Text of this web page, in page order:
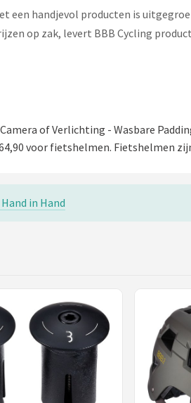
een handjevol producten is
op zak, levert BBB Cycling
of Verlichting - Wasbare
voor fietshelmen. Fietshelmen
in Hand